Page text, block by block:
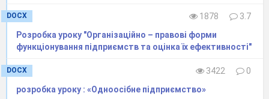
DOCX 1878
3.7
Розробка уроку "Організаційно – правові форми
функціонування підприємств та оцінка їх ефективності"
DOCX 3422
0
розробка уроку : «Одноосібне підприємство»